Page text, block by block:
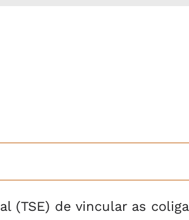
(TSE) de vincular as